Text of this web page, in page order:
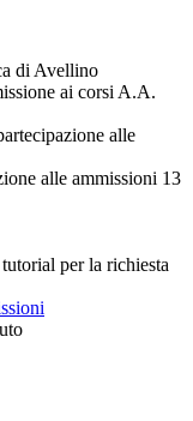
di Avellino
ai corsi A.A.
alle
alle ammissioni 13
per la richiesta